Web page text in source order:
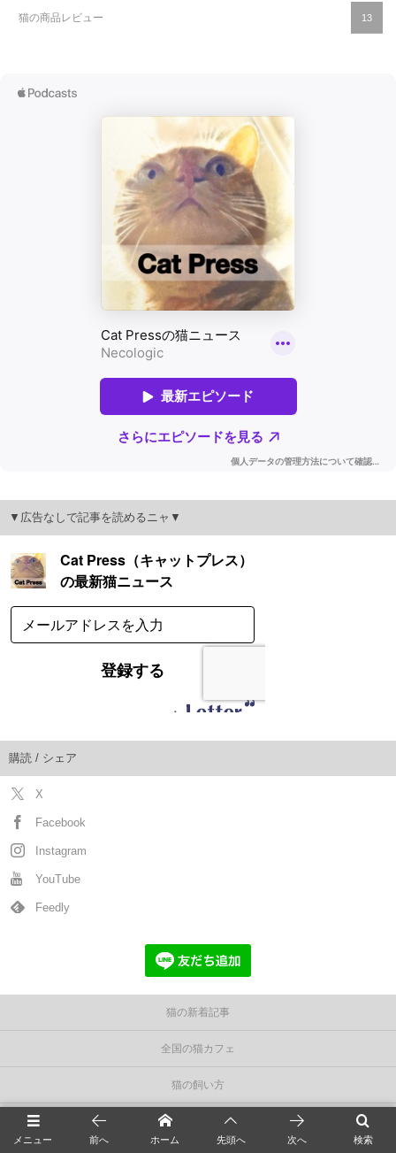
猫の商品レビュー 13
▼広告なしで記事を読めるニャ▼
購読 / シェア
X
Facebook
Instagram
YouTube
Feedly
猫の新着記事
全国の猫カフェ
猫の飼い方
猫の種類＆図鑑
メニュー 検索
前へ ホーム 先頭へ 次へ